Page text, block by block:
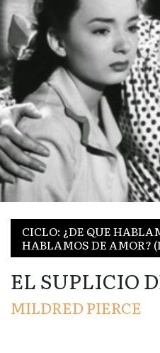
CICLO: ¿DE QUE
HABLAMOS DE AMOR?
EL SUPLICIO
MILDRED PIERCE